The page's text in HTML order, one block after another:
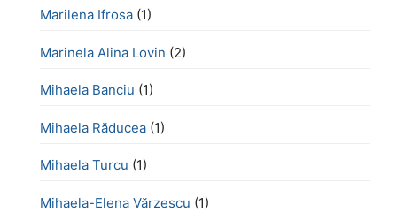
Marilena Ifrosa (1)
Marinela Alina Lovin (2)
Mihaela Banciu (1)
Mihaela Răducea (1)
Mihaela Turcu (1)
Mihaela-Elena Vărzescu (1)